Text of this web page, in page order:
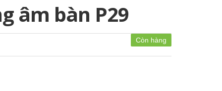
âm bàn P29
Còn hàng